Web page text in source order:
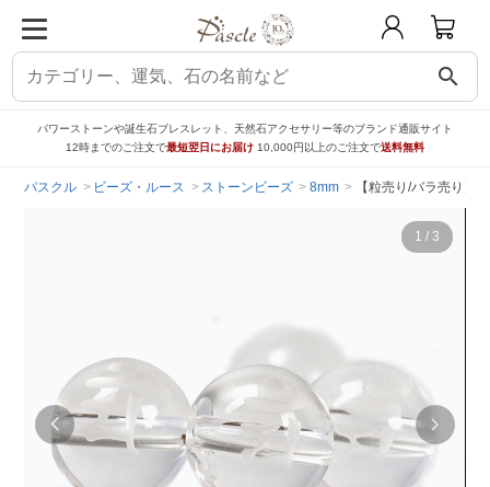
search
パワーストーンや誕生石ブレスレット、天然石アクセサリー等のブランド通販サイト
12時までのご注文で最短翌日にお届け 10,000円以上のご注文で送料無料
パスクル ビーズ・ルース ストーンビーズ 8mm 【粒売り/バラ売り】
1 / 3